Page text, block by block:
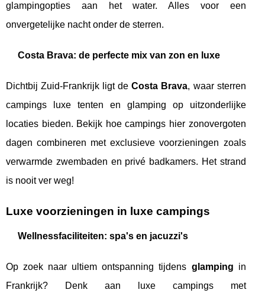
glampingopties aan het water. Alles voor een
onvergetelijke nacht onder de sterren.
Costa Brava: de perfecte mix van zon en luxe
Dichtbij Zuid-Frankrijk ligt deCosta Brava, waar sterren
campings luxe tenten en glamping op uitzonderlijke
locaties bieden. Bekijk hoe campings hier zonovergoten
dagen combineren met exclusieve voorzieningen zoals
verwarmde zwembaden en privé badkamers. Het strand
is nooit ver weg!
Luxe voorzieningen in luxe campings
Wellnessfaciliteiten: spa's en jacuzzi's
Op zoek naar ultiem ontspanning tijdens glamping in
Frankrijk? Denk aan luxe campings met